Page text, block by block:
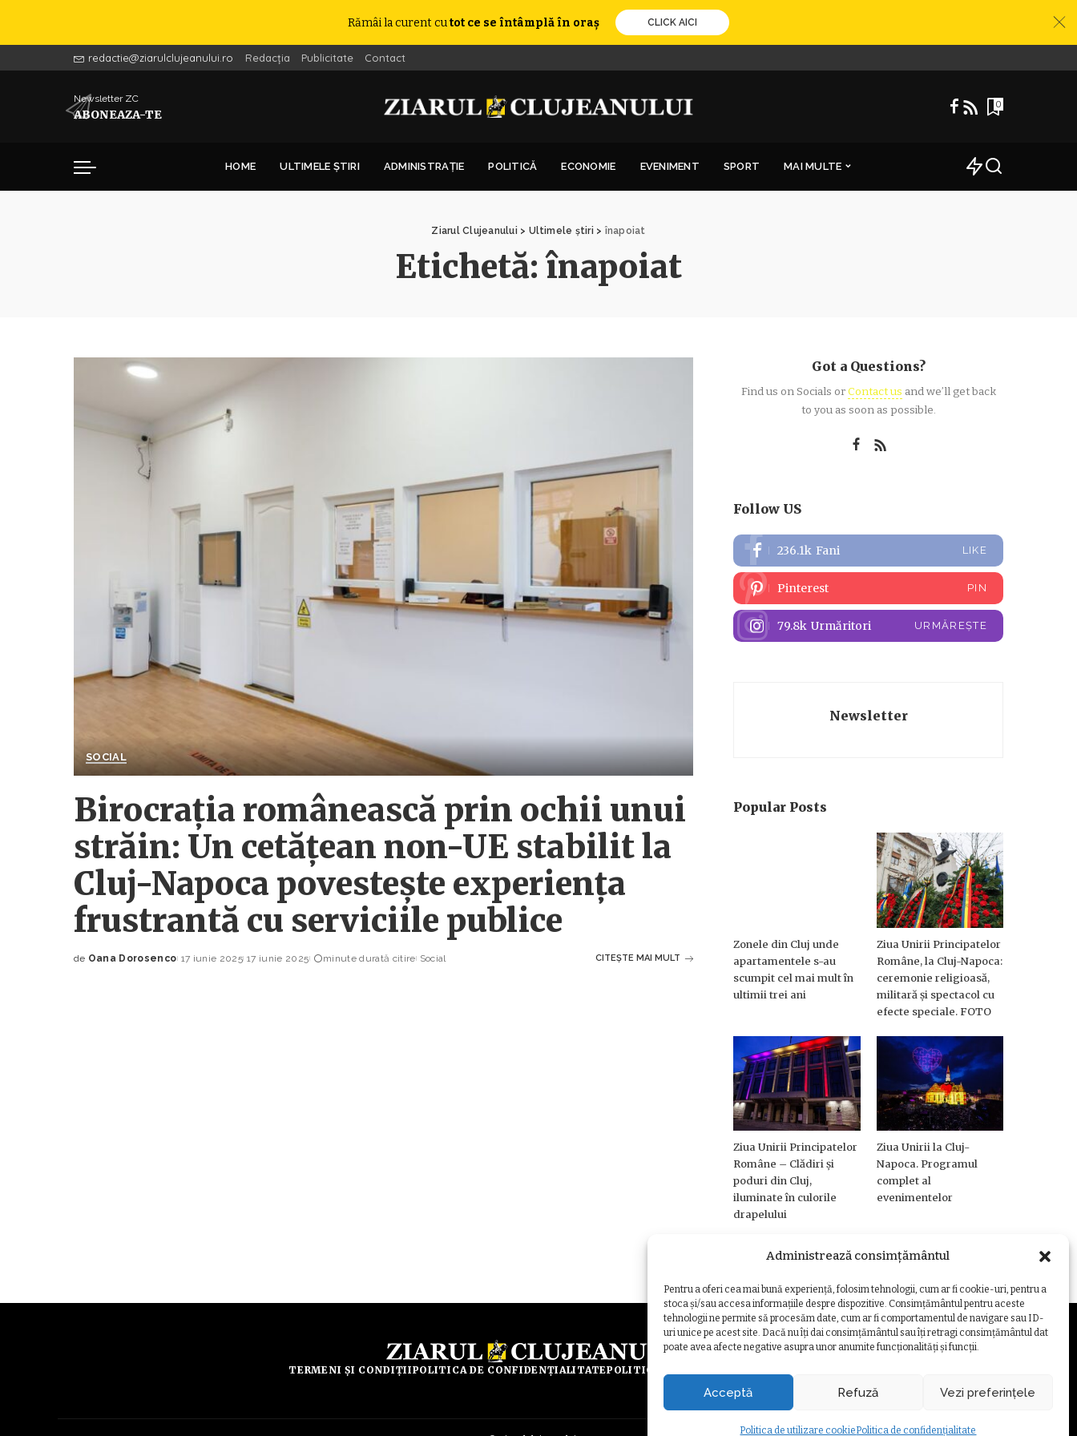
Administrează consimțământul
Pentru a oferi cea mai bună experiență, folosim tehnologii, cum ar fi cookie-uri, pentru a
stoca și/sau accesa informațiile despre dispozitive. Consimțământul pentru aceste
tehnologii ne permite să procesăm date, cum ar fi comportamentul de navigare sau ID-
uri unice pe acest site. Dacă nu îți dai consimțământul sau îți retragi consimțământul dat
poate avea afecte negative asupra unor anumite funcționalități și funcții.
Acceptă Refuză Vezi preferințele
Politica de utilizare cookiePolitica de confidențialitate
Rămâi la curent cutot ce se întâmplă în oraș CLICK AICI
redactie@ziarulclujeanului.ro Redacția Publicitate Contact
Newsletter ZC
ABONEAZA-TE
0
HOME ULTIMELE ȘTIRI ADMINISTRAȚIE POLITICĂ ECONOMIE EVENIMENT SPORT MAI MULTE
Ziarul Clujeanului > Ultimele știri > înapoiat
Etichetă:înapoiat
SOCIAL
Birocrația românească prin ochii unui
străin: Un cetățean non-UE stabilit la
Cluj-Napoca povestește experiența
frustrantă cu serviciile publice
de Oana Dorosenco 17 iunie 2025 17 iunie 2025 minute durată citire Social CITEȘTE MAI MULT
Got a Questions?
Find us on Socials orContact us and we’ll get back
to you as soon as possible.
Follow US
236.1k Fani LIKE
Pinterest PIN
79.8k Urmăritori URMĂREȘTE
Newsletter
Popular Posts
Zonele din Cluj unde
apartamentele s-au
scumpit cel mai mult în
ultimii trei ani
Ziua Unirii Principatelor
Române, la Cluj-Napoca:
ceremonie religioasă,
militară și spectacol cu
efecte speciale. FOTO
Ziua Unirii Principatelor
Române – Clădiri și
poduri din Cluj,
iluminate în culorile
drapelului
Ziua Unirii la Cluj-
Napoca. Programul
complet al
evenimentelor
TERMENI ȘI CONDIȚIIPOLITICA DE CONFIDENȚIALITATEPOLITICA DE UTILIZARE COOKIE